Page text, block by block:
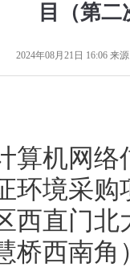
目（第
2024年08月21日 16:06 来
算机网
环境采
西直门北
桥西南